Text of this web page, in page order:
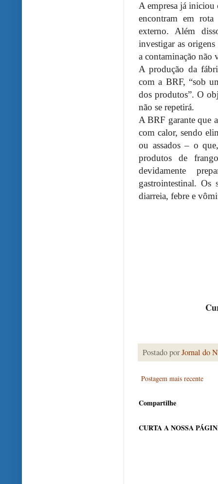
A empresa já iniciou
encontram em
externo. Além
investigar as
a contaminação não
A produção da
com a BRF, “sob
dos produtos”. O
não se repetirá.
A BRF garante que a
com calor, sendo
ou assados – o
produtos de
devidamente
gastrointestinal. Os
diarreia, febre e
Postado porJornal do
Postagem mais recente
Compartilhe
CURTA A NOSSA